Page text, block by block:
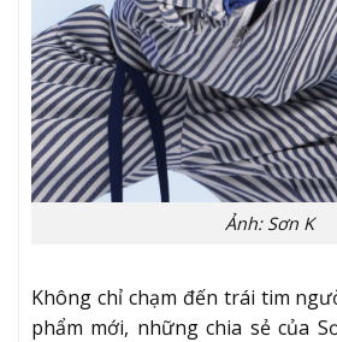
Ảnh: Sơn K
Không chỉ chạm đến trái tim
phẩm mới, những chia sẻ của